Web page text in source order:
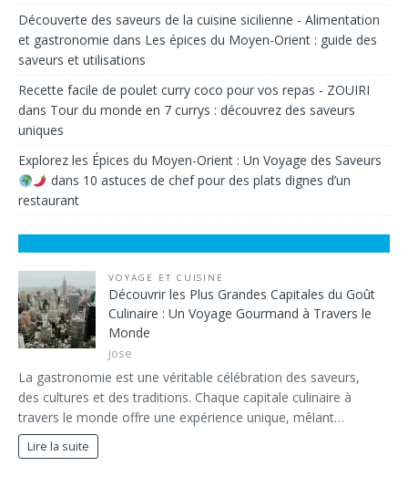
Découverte des saveurs de la cuisine sicilienne - Alimentation
et gastronomie dans Les épices du Moyen-Orient : guide des
saveurs et utilisations
Recette facile de poulet curry coco pour vos repas - ZOUIRI
dans Tour du monde en 7 currys : découvrez des saveurs
uniques
Explorez les Épices du Moyen-Orient : Un Voyage des Saveurs
dans 10 astuces de chef pour des plats dignes d’un
restaurant
VOYAGE ET CUISINE
Découvrir les Plus Grandes Capitales du Goût
Culinaire : Un Voyage Gourmand à Travers le
Monde
jose
La gastronomie est une véritable célébration des saveurs,
des cultures et des traditions. Chaque capitale culinaire à
travers le monde offre une expérience unique, mêlant…
Lire la suite